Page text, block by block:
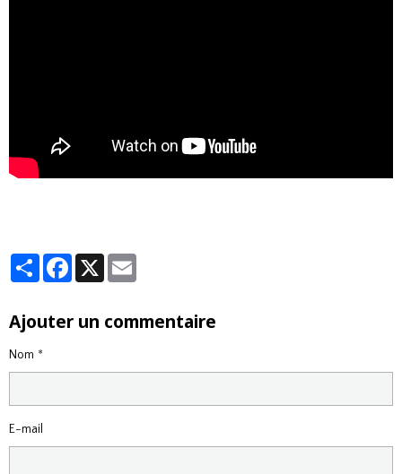
PartagerFacebook
X
Ajouter un commentaire
Nom
E-mail